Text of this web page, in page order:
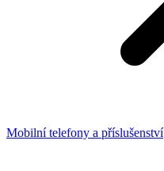
Mobilní telefony a příslušenství